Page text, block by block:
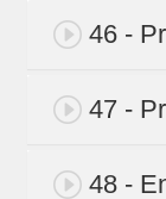
46 -
47 -
48 -